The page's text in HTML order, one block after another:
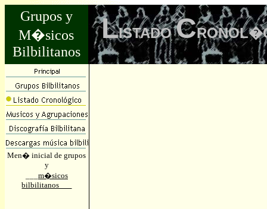
Grupos y
M�sicos
Bilbilitanos
LISTADO C
Men� inicial de grupos
y
m�sicos
bilbilitanos___